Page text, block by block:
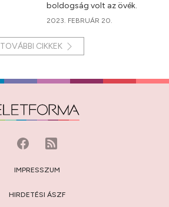
boldogság volt az övék.
2023. FEBRUÁR 20.
TOVÁBBI CIKKEK
IMPRESSZUM
HIRDETÉSI ÁSZF